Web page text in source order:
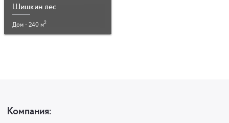
Шишкин лес
Дом - 240 м2
Компания: